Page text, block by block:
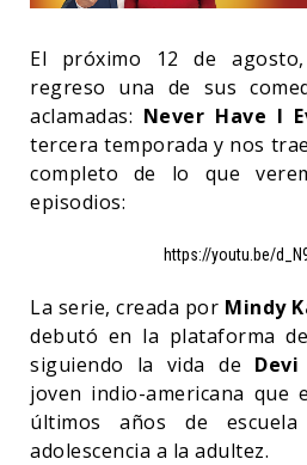
El próximo 12 de agosto,
regreso una de sus
aclamadas: Never Have I
tercera temporada y nos
completo de lo que
episodios:
https://youtu.be/
La serie, creada por Mindy
debutó en la plataforma
siguiendo la vida de Devi
joven indio-americana que
últimos años de
adolescencia a la adultez.